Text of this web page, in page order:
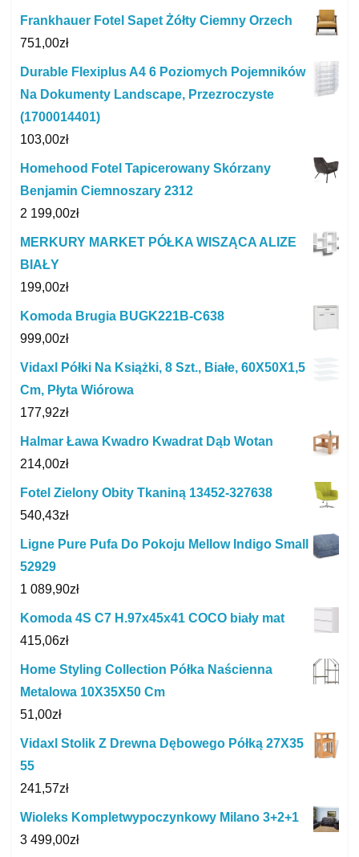
Frankhauer Fotel Sapet Żółty Ciemny Orzech
751,00zł
Durable Flexiplus A4 6 Poziomych Pojemników
Na Dokumenty Landscape, Przezroczyste
(1700014401)
103,00zł
Homehood Fotel Tapicerowany Skórzany
Benjamin Ciemnoszary 2312
2 199,00zł
MERKURY MARKET PÓŁKA WISZĄCA ALIZE
BIAŁY
199,00zł
Komoda Brugia BUGK221B-C638
999,00zł
Vidaxl Półki Na Książki, 8 Szt., Białe, 60X50X1,5
Cm, Płyta Wiórowa
177,92zł
Halmar Ława Kwadro Kwadrat Dąb Wotan
214,00zł
Fotel Zielony Obity Tkaniną 13452-327638
540,43zł
Ligne Pure Pufa Do Pokoju Mellow Indigo Small
52929
1 089,90zł
Komoda 4S C7 H.97x45x41 COCO biały mat
415,06zł
Home Styling Collection Półka Naścienna
Metalowa 10X35X50 Cm
51,00zł
Vidaxl Stolik Z Drewna Dębowego Półką 27X35
55
241,57zł
Wioleks Kompletwypoczynkowy Milano 3+2+1
3 499,00zł